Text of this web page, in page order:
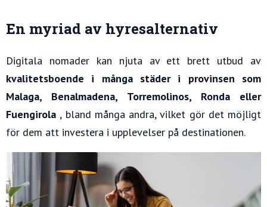
En myriad av hyresalternativ
Digitala nomader kan njuta av ett brett utbud av
kvalitetsboende i många städer i provinsen som
Malaga, Benalmadena, Torremolinos, Ronda eller
Fuengirola , bland många andra, vilket gör det möjligt
för dem att investera i upplevelser på destinationen.